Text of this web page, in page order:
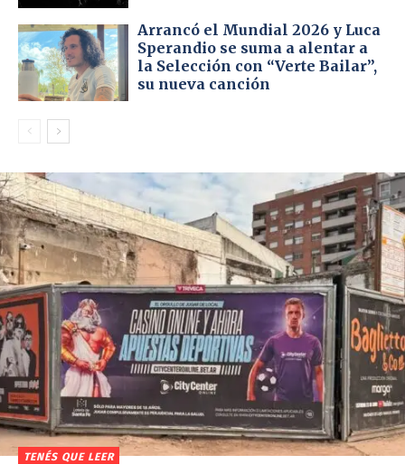
Arrancó el Mundial 2026 y Luca
Sperandio se suma a alentar a
la Selección con “Verte Bailar”,
su nueva canción
TENÉS QUE LEER